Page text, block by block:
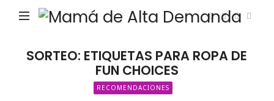
Alta
SORTEO: ETIQUETAS PARA ROPA DE
FUN CHOICES
RECOMENDACIONES